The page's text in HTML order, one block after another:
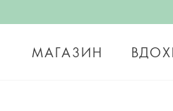
МАГАЗИН